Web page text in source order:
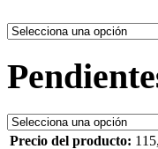
Precio del producto: